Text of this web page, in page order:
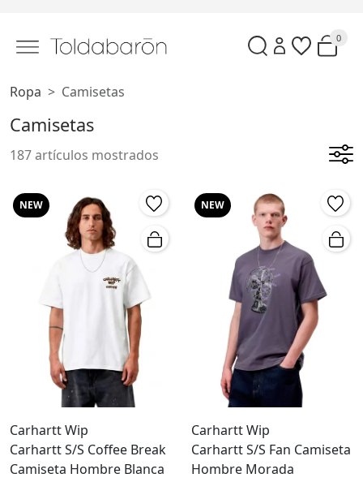
0
Ropa Camisetas
Camisetas
187 artículos mostrados
NEW
Carhartt Wip
Carhartt S/S Coffee Break
Camiseta Hombre Blanca
NEW
Carhartt Wip
Carhartt S/S Fan Camiseta
Hombre Morada